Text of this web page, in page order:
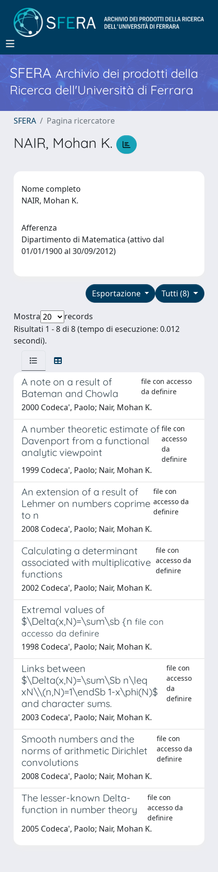
SFERA Archivio dei prodotti della
Ricerca dell'Università di Ferrara
SFERA Pagina ricercatore
NAIR, Mohan K.
Nome completo
NAIR, Mohan K.
Afferenza
Dipartimento di Matematica (attivo dal
01/01/1900 al 30/09/2012)
Tutti (8)
Esportazione
Mostra
records
Risultati 1 - 8 di 8 (tempo di esecuzione: 0.012
secondi).
A note on a result of
Bateman and Chowla
file con accesso
da definire
2000 Codeca', Paolo; Nair, Mohan K.
A number theoretic estimate of
Davenport from a functional
analytic viewpoint
file con
accesso
da
definire
1999 Codeca', Paolo; Nair, Mohan K.
An extension of a result of
Lehmer on numbers coprime
to n
file con
accesso da
definire
2008 Codeca', Paolo; Nair, Mohan K.
Calculating a determinant
associated with multiplicative
functions
file con
accesso da
definire
2002 Codeca', Paolo; Nair, Mohan K.
Extremal values of
$\Delta(x,N)=\sum\sb {n file con
accesso da definire
1998 Codeca', Paolo; Nair, Mohan K.
Links between
$\Delta(x,N)=\sum\Sb n\leq
xN\\(n,N)=1\endSb 1-x\phi(N)$
and character sums.
file con
accesso
da
definire
2003 Codeca', Paolo; Nair, Mohan K.
Smooth numbers and the
norms of arithmetic Dirichlet
convolutions
file con
accesso da
definire
2008 Codeca', Paolo; Nair, Mohan K.
The lesser-known Delta-
function in number theory
file con
accesso da
definire
2005 Codeca', Paolo; Nair, Mohan K.